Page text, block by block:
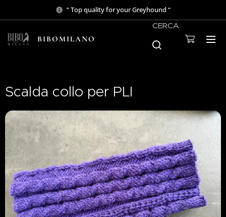
“ Top quality for your Greyhound “
BIBOMILANO
CERCA
Scalda collo per PLI